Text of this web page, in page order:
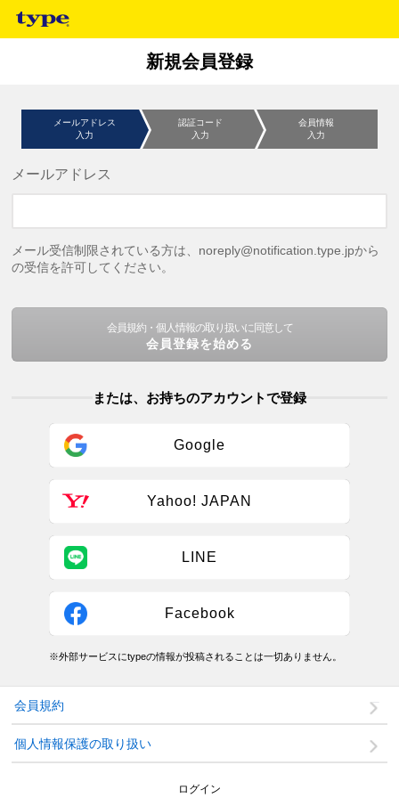
新規会員登録
メールアドレス
入力
認証コード
入力
会員情報
入力
メールアドレス
メール受信制限されている方は、noreply@notification.type.jpから
の受信を許可してください。
会員規約・個人情報の取り扱いに同意して
会員登録を始める
または、お持ちのアカウントで登録
Google
Yahoo! JAPAN
LINE
Facebook
※外部サービスにtypeの情報が投稿されることは一切ありません。
会員規約
個人情報保護の取り扱い
ログイン